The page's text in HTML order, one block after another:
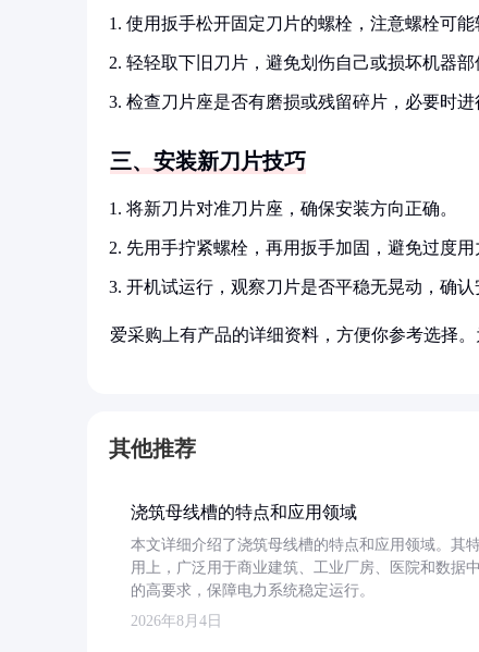
使用扳手松开固定刀片的螺栓，注意螺栓可能
轻轻取下旧刀片，避免划伤自己或损坏机器部
检查刀片座是否有磨损或残留碎片，必要时进
三、安装新刀片技巧
将新刀片对准刀片座，确保安装方向正确。
先用手拧紧螺栓，再用扳手加固，避免过度用
开机试运行，观察刀片是否平稳无晃动，确认
爱采购上有产品的详细资料，方便你参考选择
其他推荐
浇筑母线槽的特点和应用领域
本文详细介绍了浇筑母线槽的特点和应用领域。其
用上，广泛用于商业建筑、工业厂房、医院和数据
的高要求，保障电力系统稳定运行。
2026年8月4日